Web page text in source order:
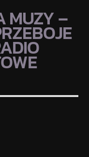
MUZY –